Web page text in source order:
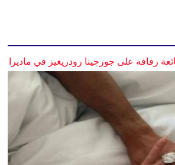
زفافه على جورجينا رودريغيز في ماديرا